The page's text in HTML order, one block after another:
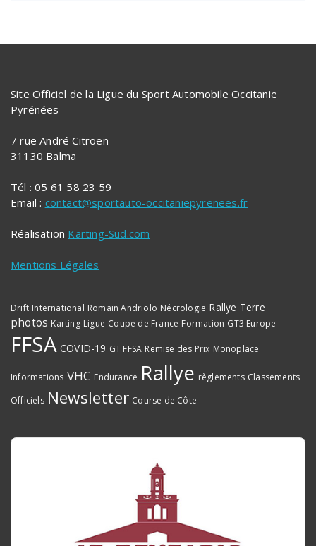
Site Officiel de la Ligue du Sport Automobile Occitanie
Pyrénées
7 rue André Citroën
31130 Balma
Tél : 05 61 58 23 59
Email : contact@sportauto-occitaniepyrenees.fr
Réalisation Karting-Sud.com
Mentions Légales
Drift International Romain Andriolo Nécrologie Rallye Terre
photos Karting Ligue Coupe de France Formation GT3 Europe
FFSA COVID-19 GT FFSA Remise des Prix Monoplace
Informations VHC Endurance Rallye règlements Classements
Officiels Newsletter Course de Côte